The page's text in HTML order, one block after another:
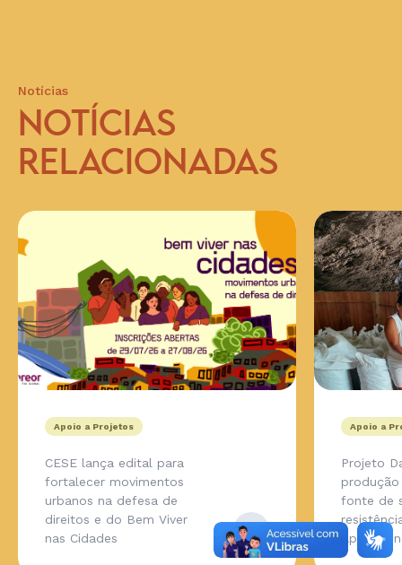
Notícias
NOTÍCIAS
RELACIONADAS
Apoio a Projetos
CESE lança edital para
fortalecer movimentos
urbanos na defesa de
direitos e do Bem Viver
nas Cidades
Apoio a
Projeto
fonte de
Apurinã,